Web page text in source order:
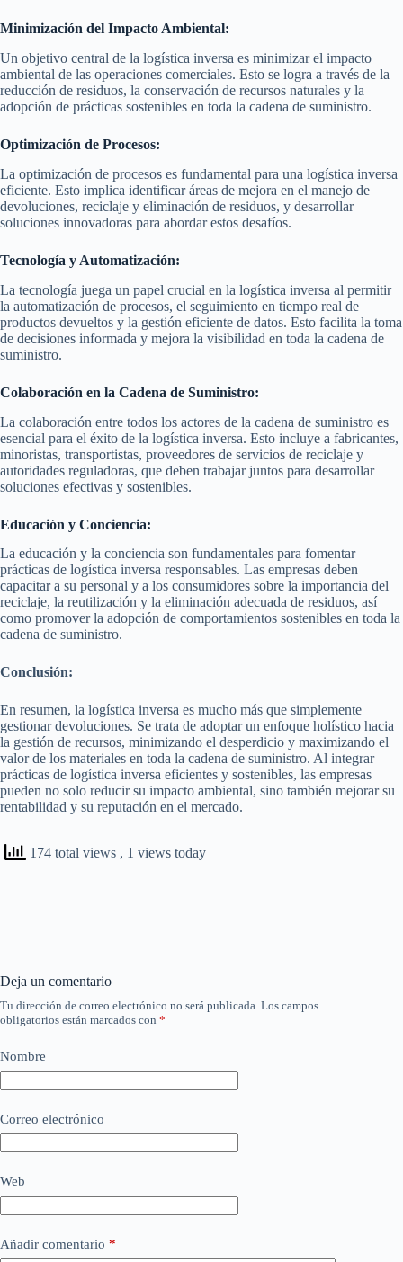
Minimización del Impacto Ambiental:
Un objetivo central de la logística inversa es minimizar el impacto
ambiental de las operaciones comerciales. Esto se logra a través de la
reducción de residuos, la conservación de recursos naturales y la
adopción de prácticas sostenibles en toda la cadena de suministro.
Optimización de Procesos:
La optimización de procesos es fundamental para una logística inversa
eficiente. Esto implica identificar áreas de mejora en el manejo de
devoluciones, reciclaje y eliminación de residuos, y desarrollar
soluciones innovadoras para abordar estos desafíos.
Tecnología y Automatización:
La tecnología juega un papel crucial en la logística inversa al permitir
la automatización de procesos, el seguimiento en tiempo real de
productos devueltos y la gestión eficiente de datos. Esto facilita la toma
de decisiones informada y mejora la visibilidad en toda la cadena de
suministro.
Colaboración en la Cadena de Suministro:
La colaboración entre todos los actores de la cadena de suministro es
esencial para el éxito de la logística inversa. Esto incluye a fabricantes,
minoristas, transportistas, proveedores de servicios de reciclaje y
autoridades reguladoras, que deben trabajar juntos para desarrollar
soluciones efectivas y sostenibles.
Educación y Conciencia:
La educación y la conciencia son fundamentales para fomentar
prácticas de logística inversa responsables. Las empresas deben
capacitar a su personal y a los consumidores sobre la importancia del
reciclaje, la reutilización y la eliminación adecuada de residuos, así
como promover la adopción de comportamientos sostenibles en toda la
cadena de suministro.
Conclusión:
En resumen, la logística inversa es mucho más que simplemente
gestionar devoluciones. Se trata de adoptar un enfoque holístico hacia
la gestión de recursos, minimizando el desperdicio y maximizando el
valor de los materiales en toda la cadena de suministro. Al integrar
prácticas de logística inversa eficientes y sostenibles, las empresas
pueden no solo reducir su impacto ambiental, sino también mejorar su
rentabilidad y su reputación en el mercado.
174 total views , 1 views today
Deja un comentario
Tu dirección de correo electrónico no será publicada. Los campos
obligatorios están marcados con *
Nombre
Correo electrónico
Web
Añadir comentario *